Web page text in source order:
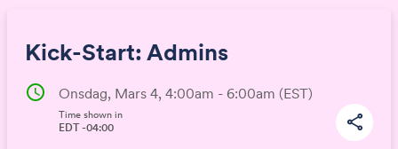
Kick-Start: Admins
schedule Onsdag, Mars 4, 4:00am - 6:00am (EST)
share
Time shown in
EDT -04:00
Share